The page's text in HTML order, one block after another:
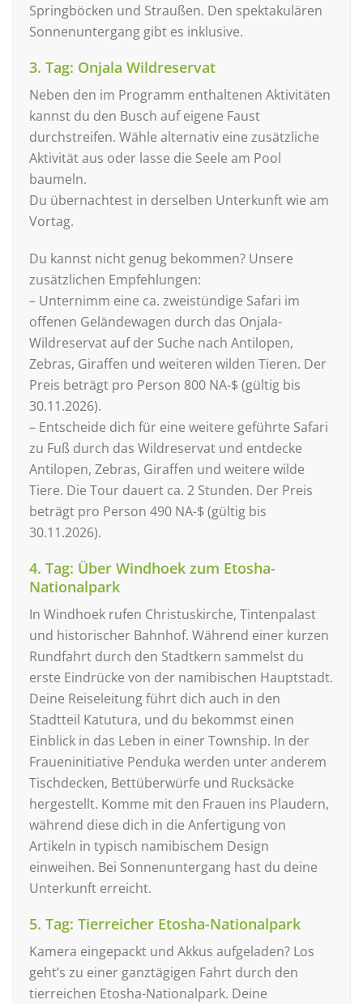
Springböcken und Straußen. Den spektakulären
Sonnenuntergang gibt es inklusive.
3. Tag: Onjala Wildreservat
Neben den im Programm enthaltenen Aktivitäten
kannst du den Busch auf eigene Faust
durchstreifen. Wähle alternativ eine zusätzliche
Aktivität aus oder lasse die Seele am Pool
baumeln.
Du übernachtest in derselben Unterkunft wie am
Vortag.
Du kannst nicht genug bekommen? Unsere
zusätzlichen Empfehlungen:
– Unternimm eine ca. zweistündige Safari im
offenen Geländewagen durch das Onjala-
Wildreservat auf der Suche nach Antilopen,
Zebras, Giraffen und weiteren wilden Tieren. Der
Preis beträgt pro Person 800 NA-$ (gültig bis
30.11.2026).
– Entscheide dich für eine weitere geführte Safari
zu Fuß durch das Wildreservat und entdecke
Antilopen, Zebras, Giraffen und weitere wilde
Tiere. Die Tour dauert ca. 2 Stunden. Der Preis
beträgt pro Person 490 NA-$ (gültig bis
30.11.2026).
4. Tag: Über Windhoek zum Etosha-
Nationalpark
In Windhoek rufen Christuskirche, Tintenpalast
und historischer Bahnhof. Während einer kurzen
Rundfahrt durch den Stadtkern sammelst du
erste Eindrücke von der namibischen Hauptstadt.
Deine Reiseleitung führt dich auch in den
Stadtteil Katutura, und du bekommst einen
Einblick in das Leben in einer Township. In der
Fraueninitiative Penduka werden unter anderem
Tischdecken, Bettüberwürfe und Rucksäcke
hergestellt. Komme mit den Frauen ins Plaudern,
während diese dich in die Anfertigung von
Artikeln in typisch namibischem Design
einweihen. Bei Sonnenuntergang hast du deine
Unterkunft erreicht.
5. Tag: Tierreicher Etosha-Nationalpark
Kamera eingepackt und Akkus aufgeladen? Los
geht’s zu einer ganztägigen Fahrt durch den
tierreichen Etosha-Nationalpark. Deine